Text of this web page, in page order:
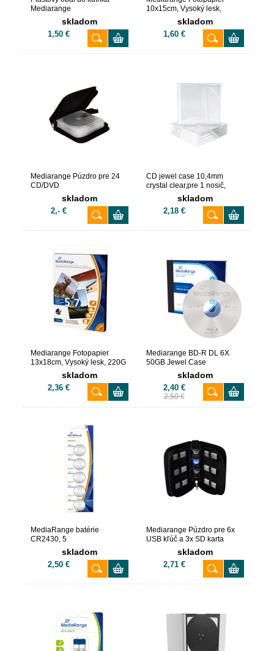
Mediarange
skladom
1,50 €
10x15cm, Vysoký lesk,
skladom
1,60 €
Mediarange Púzdro pre 24
CD/DVD
skladom
2,- €
CD jewel case 10,4mm
crystal clear,pre 1 nosič,
Balenie 5ksskladom
2,18 €
Mediarange Fotopapier
13x18cm, Vysoký lesk, 220G
skladom
2,36 €
Mediarange BD-R DL 6X
50GB Jewel Case
skladom
2,40 €
2,50 €
MediaRange batérie
CR2430, 5
skladom
2,50 €
Mediarange Púzdro pre 6x
USB kľúč a 3x SD karta
skladom
2,71 €